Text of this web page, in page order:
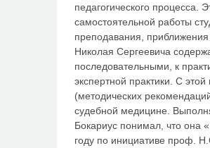
педагогического процесса.
самостоятельной работы
преподавания,
Николая Сергеевича
последовательными, к
экспертной практики. С
(методических
судебной медицине.
Бокариус понимал, что она
году по инициативе проф.